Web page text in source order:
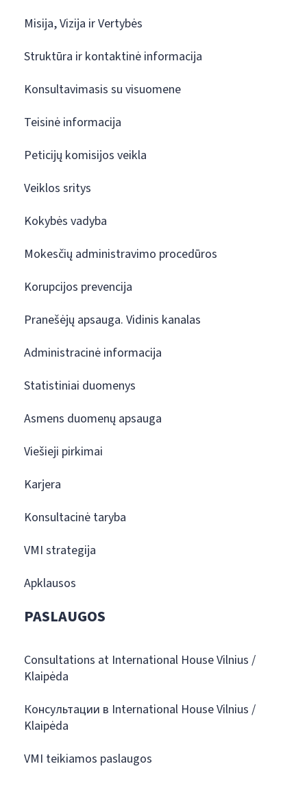
Misija, Vizija ir Vertybės
Struktūra ir kontaktinė informacija
Konsultavimasis su visuomene
Teisinė informacija
Peticijų komisijos veikla
Veiklos sritys
Kokybės vadyba
Mokesčių administravimo procedūros
Korupcijos prevencija
Pranešėjų apsauga. Vidinis kanalas
Administracinė informacija
Statistiniai duomenys
Asmens duomenų apsauga
Viešieji pirkimai
Karjera
Konsultacinė taryba
VMI strategija
Apklausos
PASLAUGOS
Consultations at International House Vilnius /
Klaipėda
Консультации в International House Vilnius /
Klaipėda
VMI teikiamos paslaugos